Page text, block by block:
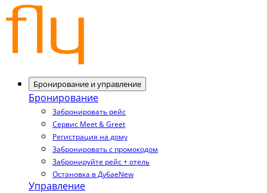
Бронирование и управление
Бронирование
Забронировать рейс
Сервис Meet & Greet
Регистрация на дому
Забронировать с промокодом
Забронируйте рейс + отель
Остановка в ДубаеNew
Управление